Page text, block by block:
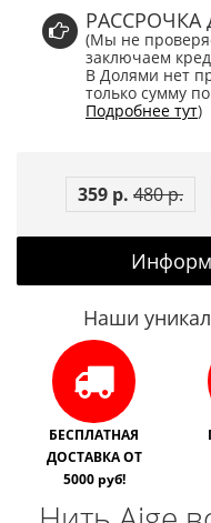
РАССРОЧКА
(Мы не
заключаем
В Долями нет
только сумму
Подробнее тут)
359 р. 480 р.
Наши
БЕСПЛАТНАЯ
ДОСТАВКА ОТ
5000 руб!